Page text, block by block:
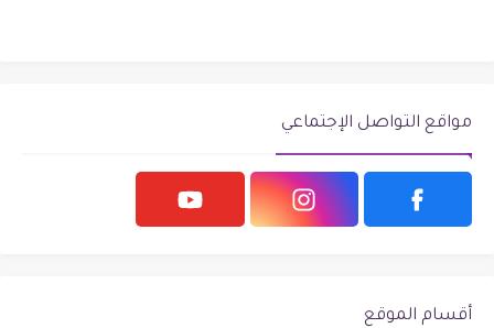
مواقع التواصل الإجتماعي
أقسام الموقع